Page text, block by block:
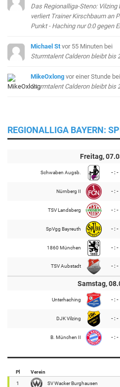
Das Regionalliga-Steno:
verliert Trainer Kirschbaum an
Punkt - Haching nur 0:0 gegen
Michael St vor 55 Minuten bei
Sturmtalent Calderon bleibt bis
MikeOxlong vor einer Stunde bei
Sturmtalent Calderon bleibt bis
REGIONALLIGA BAYERN:
Freitag,
Schwaben Augsb. - : -
Nürnberg II - : -
TSV Landsberg - : -
SpVgg Bayreuth - : -
1860 München - : -
TSV Aubstadt - : -
Samstag,
Unterhaching - : -
DJK Vilzing - : -
B. München II - : -
Pl Verein
1 SV Wacker Burghausen